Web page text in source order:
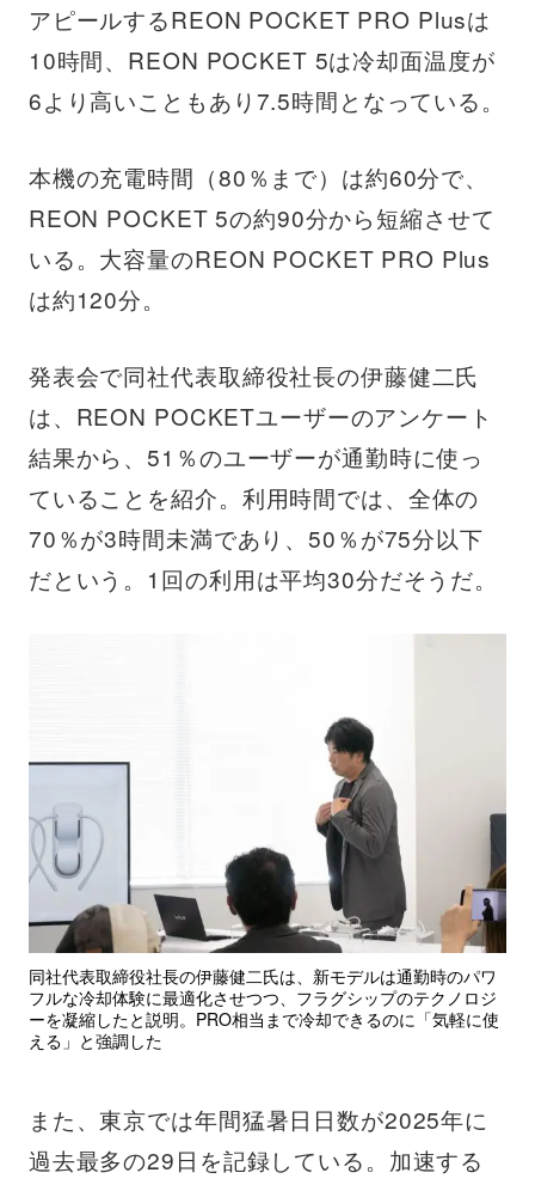
アピールするREON POCKET PRO Plusは
10時間、REON POCKET 5は冷却面温度が
6より高いこともあり7.5時間となっている。
本機の充電時間（80％まで）は約60分で、
REON POCKET 5の約90分から短縮させて
いる。大容量のREON POCKET PRO Plus
は約120分。
発表会で同社代表取締役社長の伊藤健二氏
は、REON POCKETユーザーのアンケート
結果から、51％のユーザーが通勤時に使っ
ていることを紹介。利用時間では、全体の
70％が3時間未満であり、50％が75分以下
だという。1回の利用は平均30分だそうだ。
同社代表取締役社長の伊藤健二氏は、新モデルは通勤時のパワ
フルな冷却体験に最適化させつつ、フラグシップのテクノロジ
ーを凝縮したと説明。PRO相当まで冷却できるのに「気軽に使
える」と強調した
また、東京では年間猛暑日日数が2025年に
過去最多の29日を記録している。加速する